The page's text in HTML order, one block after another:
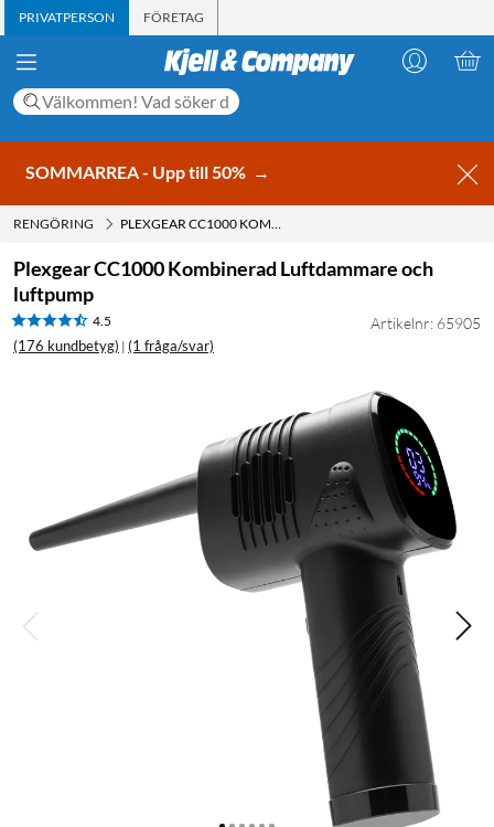
PRIVATPERSON FÖRETAG
SOMMARREA - Upp till 50% →
RENGÖRING PLEXGEAR CC1000 KOMBINERAD LUFTDAMMARE OCH LUFTPUMP
Plexgear CC1000 Kombinerad Luftdammare och
luftpump
4.5
(176 kundbetyg) | (1 fråga/svar)
Artikelnr: 65905